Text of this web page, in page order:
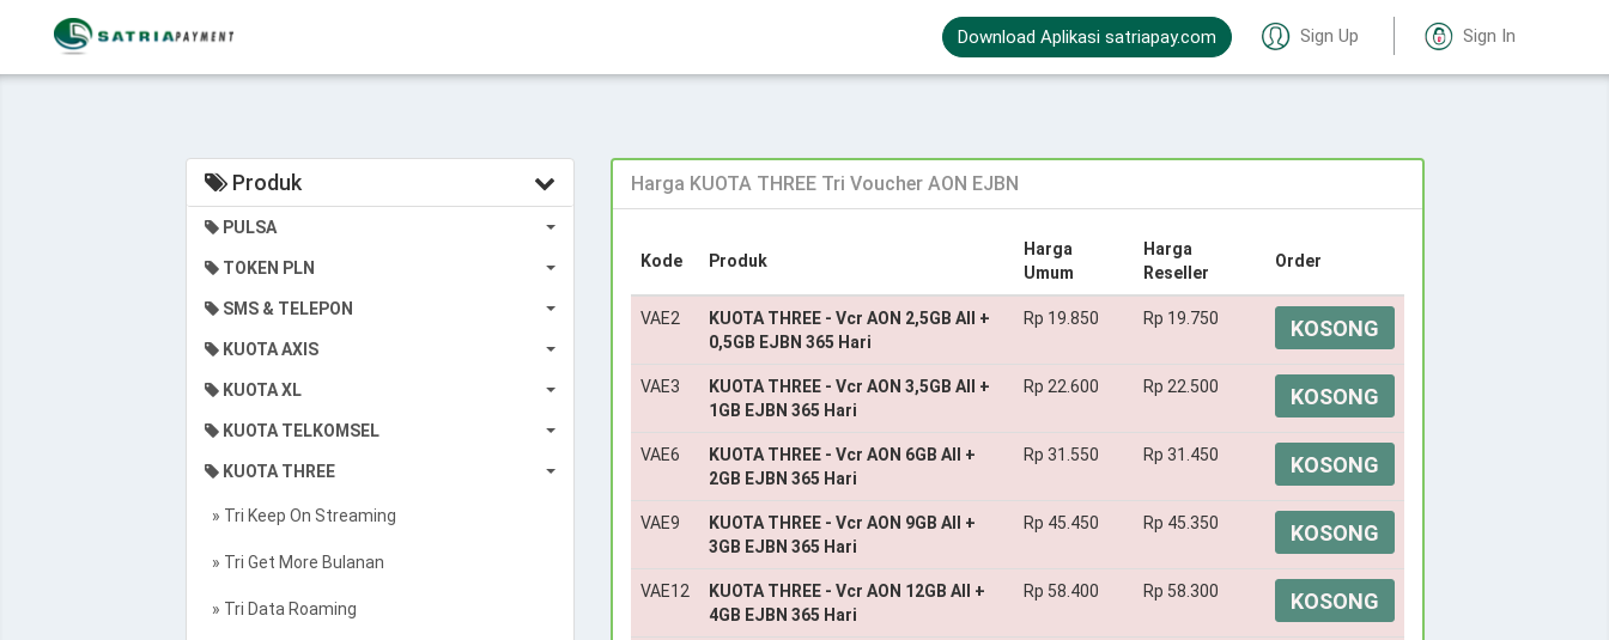
Download Aplikasi satriapay.com Sign Up Sign In
Produk
PULSA
TOKEN PLN
SMS & TELEPON
KUOTA AXIS
KUOTA XL
KUOTA TELKOMSEL
KUOTA THREE
» Tri Keep On Streaming
» Tri Get More Bulanan
» Tri Data Roaming
Harga KUOTA THREE Tri Voucher AON EJBN
Kode Produk
Harga
Umum
Harga
Reseller
Order
VAE2
KUOTA THREE - Vcr AON 2,5GB All +
0,5GB EJBN 365 Hari
Rp 19.850 Rp 19.750 KOSONG
VAE3
KUOTA THREE - Vcr AON 3,5GB All +
1GB EJBN 365 Hari
Rp 22.600 Rp 22.500 KOSONG
VAE6
KUOTA THREE - Vcr AON 6GB All +
2GB EJBN 365 Hari
Rp 31.550 Rp 31.450 KOSONG
VAE9
KUOTA THREE - Vcr AON 9GB All +
3GB EJBN 365 Hari
Rp 45.450 Rp 45.350 KOSONG
VAE12
KUOTA THREE - Vcr AON 12GB All +
4GB EJBN 365 Hari
Rp 58.400 Rp 58.300 KOSONG